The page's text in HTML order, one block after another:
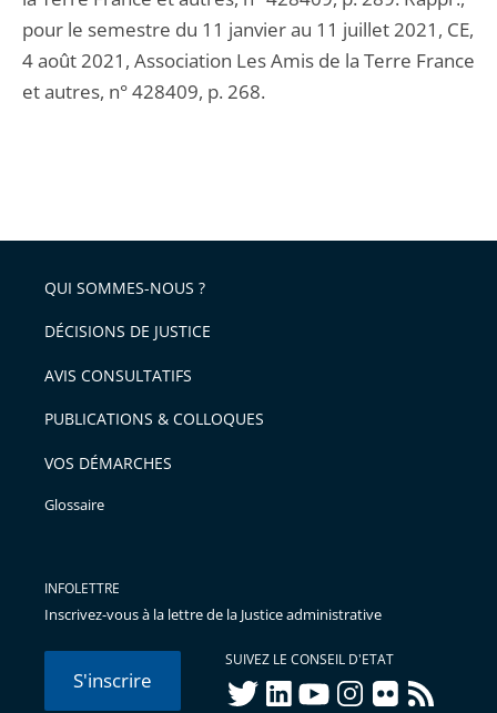
QUI SOMMES-NOUS ?
DÉCISIONS DE JUSTICE
AVIS CONSULTATIFS
PUBLICATIONS & COLLOQUES
VOS DÉMARCHES
Glossaire
INFOLETTRE
Inscrivez-vous à la lettre de la Justice administrative
S'inscrire
SUIVEZ LE CONSEIL D'ETAT
twitterlinkedInyoutubeinstagram
flickr rss